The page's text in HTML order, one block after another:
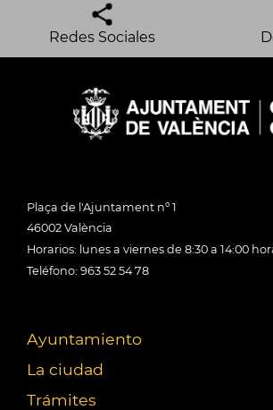
Redes Sociales
Plaça de l'Ajuntament nº 1
46002 València
Horarios: lunes a viernes de 8:30 a 14:00
Teléfono: 963 52 54 78
Ayuntamiento
La ciudad
Trámites